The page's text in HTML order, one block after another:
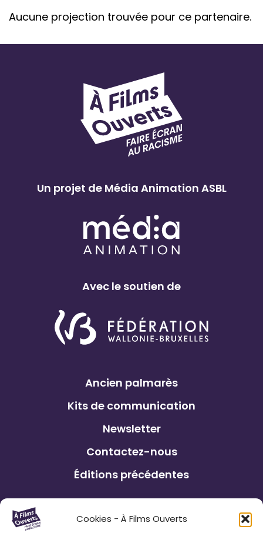
Cookies - À Films Ouverts
Aucune projection trouvée pour ce partenaire.
Un projet de Média Animation ASBL
Avec le soutien de
Ancien palmarès
Kits de communication
Newsletter
Contactez-nous
Éditions précédentes
Le Festival À Films Ouverts et ses
partenaires associatifs proposent à son